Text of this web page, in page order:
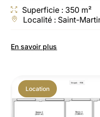
Superficie : 350 m²
Localité : Saint-
En savoir plus
Location